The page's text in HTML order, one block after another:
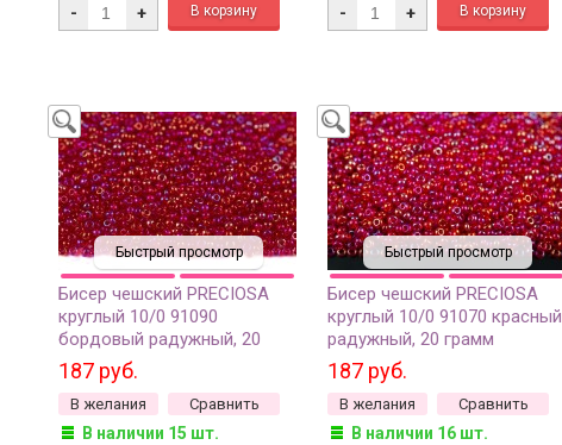
- + - +
Быстрый просмотр
Бисер чешский PRECIOSA
круглый 10/0 91090
бордовый радужный, 20
грамм
187 руб.
В желания Сравнить
В наличии 15 шт.
Быстрый просмотр
Бисер чешский PRECIOSA
круглый 10/0 91070 красный
радужный, 20 грамм
187 руб.
В желания Сравнить
В наличии 16 шт.